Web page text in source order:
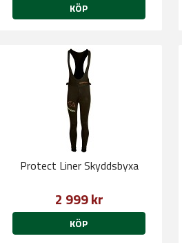
KÖP
Protect Liner Skyddsbyxa
2 999 kr
KÖP